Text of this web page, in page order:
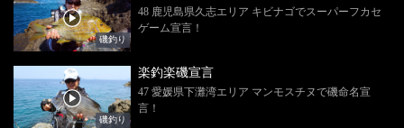
磯釣り
48 鹿児島県久志エリア キビナゴでスーパーフカセ
ゲーム宣言！
磯釣り
楽釣楽磯宣言
47 愛媛県下灘湾エリア マンモスチヌで磯命名宣
言！